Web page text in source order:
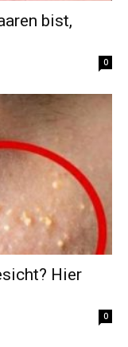
bist,
0
Hier
0